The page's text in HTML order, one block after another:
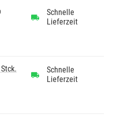
Schnelle
Lieferzeit
Schnelle
Lieferzeit